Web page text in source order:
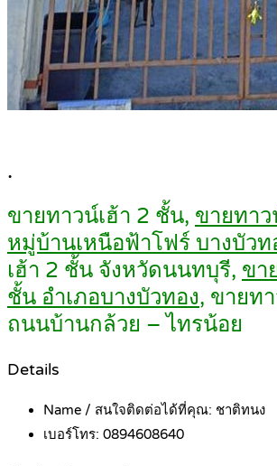
.
ขายทาวน์เฮ้า 2 ชั้น, ขายทา
หมู่บ้านเหนือฟ้าโฟร์ บางบัวท
เฮ้า 2 ชั้น จังหวัดนนทบุรี, ขา
ชั้น อำเภอบางบัวทอง, ขายท
ถนนบ้านกล้วย – ไทรน้อย
Details
Name / สนใจติดต่อได้ที่คุณ: ชาติทนง
เบอร์โทร: 0894608640